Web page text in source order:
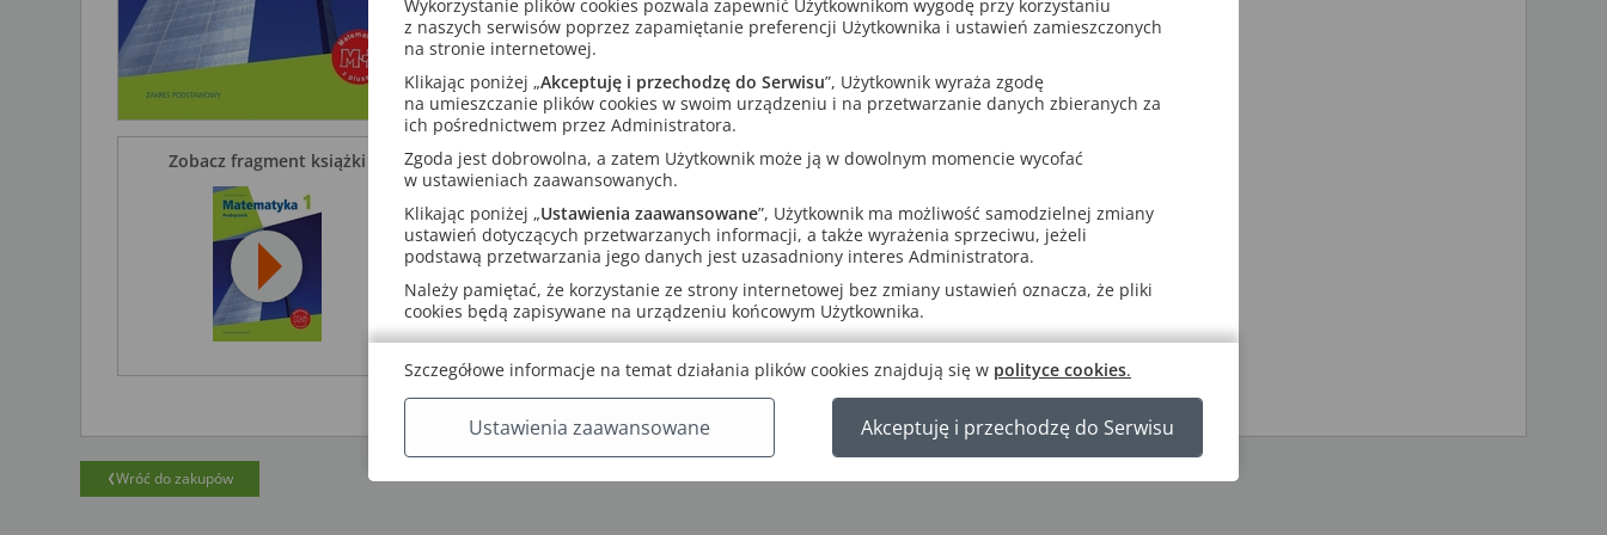
Zobacz fragment książki
obowiązujących
od 2010 roku i zawiera m.in. więcej ćwiczeń na dowodzenie oraz zadania testowe.
Wróć do zakupów
Wykorzystanie plików cookies pozwala zapewnić Użytkownikom wygodę przy korzystaniu
z naszych serwisów poprzez zapamiętanie preferencji Użytkownika i ustawień zamieszczonych
na stronie internetowej.
Klikając poniżej „Akceptuję i przechodzę do Serwisu”, Użytkownik wyraża zgodę
na umieszczanie plików cookies w swoim urządzeniu i na przetwarzanie danych zbieranych za
ich pośrednictwem przez Administratora.
Zgoda jest dobrowolna, a zatem Użytkownik może ją w dowolnym momencie wycofać
w ustawieniach zaawansowanych.
Klikając poniżej „Ustawienia zaawansowane”, Użytkownik ma możliwość samodzielnej zmiany
ustawień dotyczących przetwarzanych informacji, a także wyrażenia sprzeciwu, jeżeli
podstawą przetwarzania jego danych jest uzasadniony interes Administratora.
Należy pamiętać, że korzystanie ze strony internetowej bez zmiany ustawień oznacza, że pliki
cookies będą zapisywane na urządzeniu końcowym Użytkownika.
Szczegółowe informacje na temat działania plików cookies znajdują się w polityce cookies.
Ustawienia zaawansowane Akceptuję i przechodzę do Serwisu